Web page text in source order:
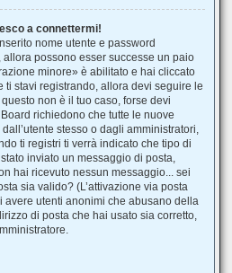
a connettermi!
nome utente e password
allora possono esser successe un paio
minore» è abilitato e hai cliccato
ti stavi registrando, allora devi seguire le
non è il tuo caso, forse devi
richiedono che tutte le nuove
stesso o dagli amministratori,
ti registri ti verrà indicato che tipo di
inviato un messaggio di posta,
hai ricevuto nessun messaggio... sei
sia valido? (L’attivazione via posta
avere utenti anonimi che abusano della
di posta che hai usato sia corretto,